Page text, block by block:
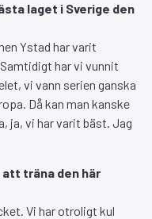
laget i Sverige den
Ystad har varit
har vi vunnit
vi vann serien ganska
Då kan man kanske
ja, vi har varit bäst. Jag
att träna den här
Vi har otroligt kul